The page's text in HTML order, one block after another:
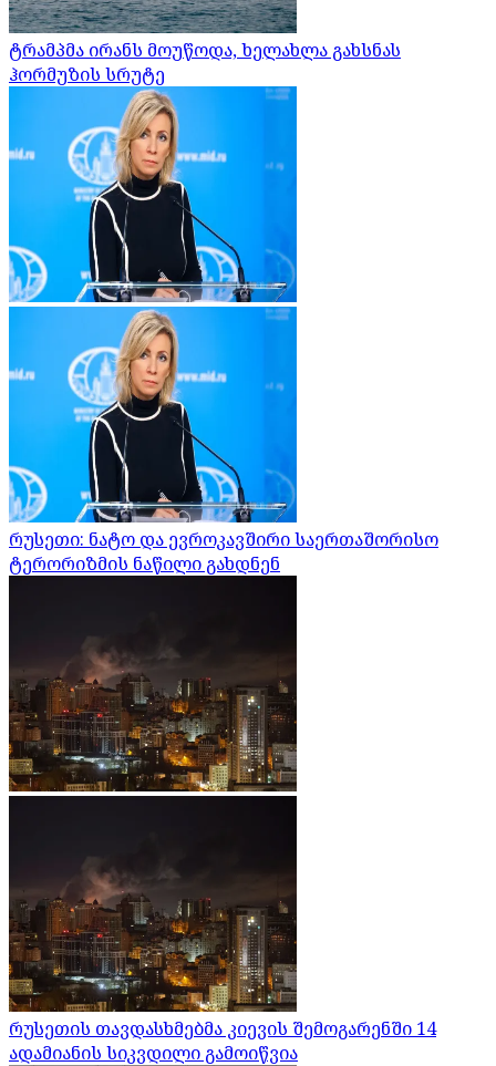
ტრამპმა ირანს მოუწოდა, ხელახლა გახსნას
ჰორმუზის სრუტე
რუსეთი: ნატო და ევროკავშირი საერთაშორისო
ტერორიზმის ნაწილი გახდნენ
რუსეთის თავდასხმებმა კიევის შემოგარენში 14
ადამიანის სიკვდილი გამოიწვია